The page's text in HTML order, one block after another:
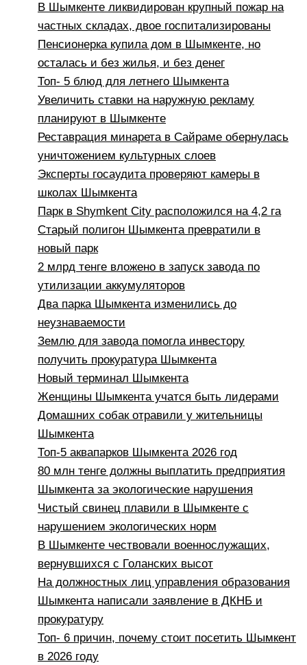
В Шымкенте ликвидирован крупный пожар на
частных складах, двое госпитализированы
Пенсионерка купила дом в Шымкенте, но
осталась и без жилья, и без денег
Топ- 5 блюд для летнего Шымкента
Увеличить ставки на наружную рекламу
планируют в Шымкенте
Реставрация минарета в Сайраме обернулась
уничтожением культурных слоев
Эксперты госаудита проверяют камеры в
школах Шымкента
Парк в Shymkent City расположился на 4,2 га
Старый полигон Шымкента превратили в
новый парк
2 млрд тенге вложено в запуск завода по
утилизации аккумуляторов
Два парка Шымкента изменились до
неузнаваемости
Землю для завода помогла инвестору
получить прокуратура Шымкента
Новый терминал Шымкента
Женщины Шымкента учатся быть лидерами
Домашних собак отравили у жительницы
Шымкента
Топ-5 аквапарков Шымкента 2026 год
80 млн тенге должны выплатить предприятия
Шымкента за экологические нарушения
Чистый свинец плавили в Шымкенте с
нарушением экологических норм
В Шымкенте чествовали военнослужащих,
вернувшихся с Голанских высот
На должностных лиц управления образования
Шымкента написали заявление в ДКНБ и
прокуратуру
Топ- 6 причин, почему стоит посетить Шымкент
в 2026 году